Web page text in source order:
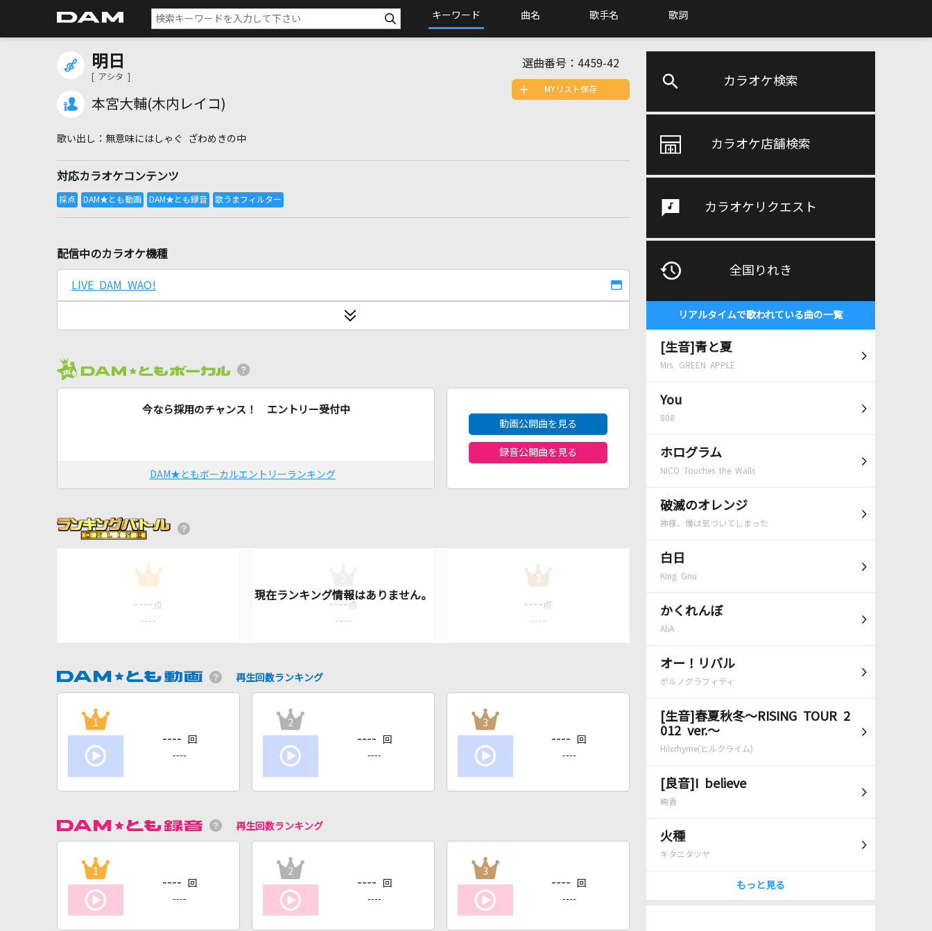
キーワード 曲名 歌手名 歌詞
カラオケ検索
カラオケ店舗検索
カラオケリクエスト
全国りれき
リアルタイムで歌われている曲の一覧
[生音]青と夏
Mrs. GREEN APPLE
You
808
ホログラム
NICO Touches the Walls
破滅のオレンジ
神様、僕は気づいてしまった
白日
King Gnu
かくれんぼ
AliA
オー！リバル
ポルノグラフィティ
[生音]春夏秋冬～RISING TOUR 2
012 ver.～
Hilcrhyme(ヒルクライム)
[良音]I believe
絢香
火種
キタニタツヤ
もっと見る
明日
[ アシタ ]
本宮大輔(木内レイコ)
選曲番号： 4459-42
無意味にはしゃぐ ざわめきの中
対応カラオケコンテンツ
MYリスト保存
配信中のカラオケ機種
LIVE DAM WAO!
今なら採用のチャンス！ エントリー受付中
DAM★ともボーカルエントリーランキング
動画公開曲を見る
録音公開曲を見る
1
---- 点
----
---- 点
----
3
---- 点
----
再生回数ランキング
1
---- 回
----
2
---- 回
----
3
---- 回
----
再生回数ランキング
1
---- 回
----
2
---- 回
----
3
---- 回
----